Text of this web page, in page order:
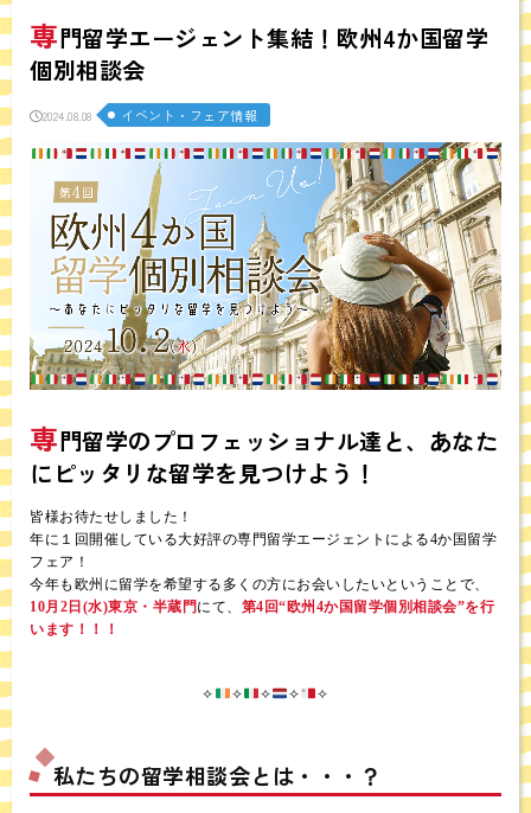
専門留学エージェント集結！欧州4か国留学
個別相談会
2024.08.08 イベント・フェア情報
専門留学のプロフェッショナル達と、あなた
にピッタリな留学を見つけよう！
皆様お待たせしました！
年に１回開催している大好評の専門留学エージェントによる4か国留学
フェア！
今年も欧州に留学を希望する多くの方にお会いしたいということで、
10月2日(水)東京・半蔵門 にて、 第4回“欧州4か国留学個別相談会”を行
います！！！
✧︎ ✧︎ ✧︎ ✧︎ ✧︎
私たちの留学相談会とは・・・？